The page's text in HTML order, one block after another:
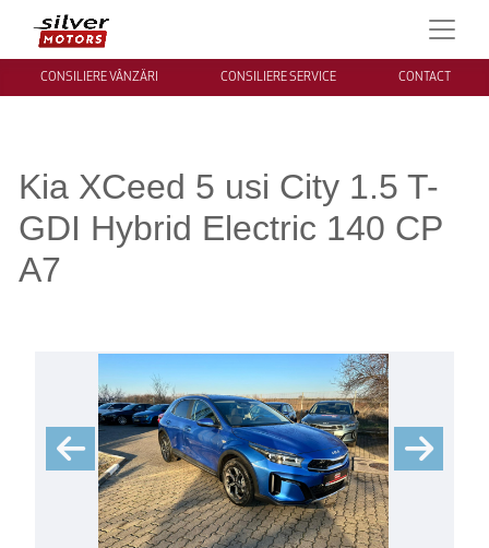
CONSILIERE VÂNZĂRI CONSILIERE SERVICE CONTACT
Kia XCeed 5 usi City 1.5 T-
GDI Hybrid Electric 140 CP
A7